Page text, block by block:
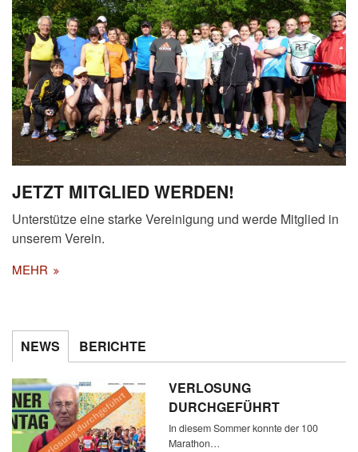
JETZT MITGLIED WERDEN!
Unterstütze eine starke Vereinigung und werde Mitglied in
unserem Verein.
MEHR
NEWS BERICHTE
VERLOSUNG
DURCHGEFÜHRT
In diesem Sommer konnte der 100
Marathon…